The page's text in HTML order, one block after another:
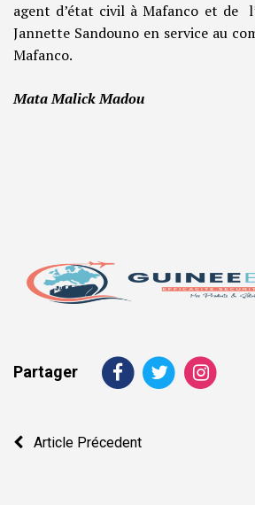
agent d’état civil à Mafanco et de
Jannette Sandouno en service au
Mafanco.
Mata Malick Madou
Partager
Navigation
Article Précedent